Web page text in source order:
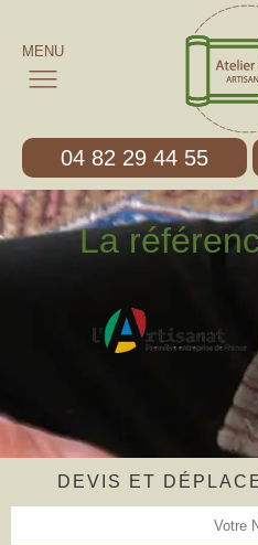
MENU
04 82 29 44 55
La
DEVIS ET